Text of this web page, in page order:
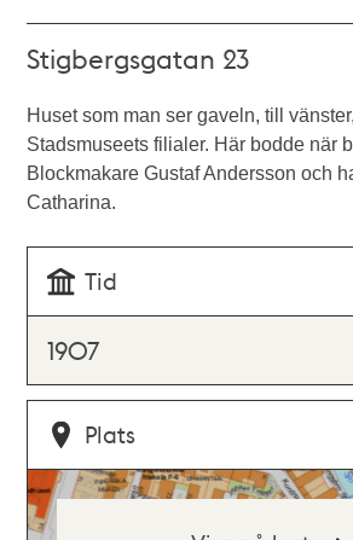
Stigbergsgatan 23
Huset som man ser gaveln, till
Stadsmuseets filialer. Här bodde när
Blockmakare Gustaf Andersson och
Catharina.
Tid
1907
Plats